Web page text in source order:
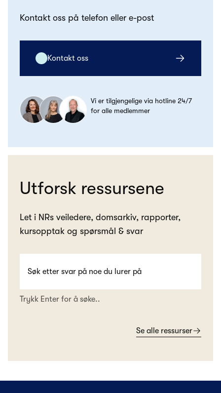
Kontakt oss på telefon eller e-post
Kontakt oss
Vi er tilgjengelige via hotline 24/7
for alle medlemmer
Utforsk ressursene
Let i NRs veiledere, domsarkiv, rapporter,
kursopptak og spørsmål & svar
Trykk Enter for å søke..
Se alle ressurser